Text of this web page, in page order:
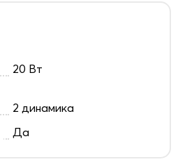
20 Вт
2 динамика
Да